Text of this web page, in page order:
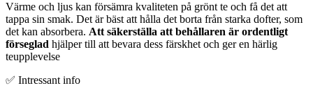
Värme och ljus kan försämra kvaliteten på grönt te och få det att
tappa sin smak. Det är bäst att hålla det borta från starka dofter, som
det kan absorbera. Att säkerställa att behållaren är ordentligt
förseglad hjälper till att bevara dess färskhet och ger en härlig
teupplevelse
✅ Intressant info